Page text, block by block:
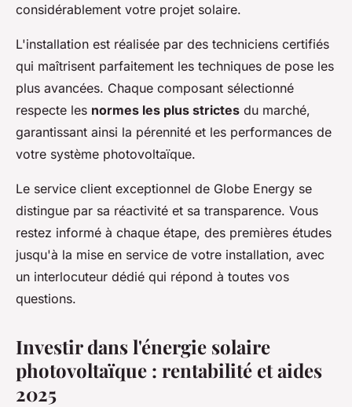
considérablement votre projet solaire.
L'installation est réalisée par des techniciens certifiés
qui maîtrisent parfaitement les techniques de pose les
plus avancées. Chaque composant sélectionné
respecte les normes les plus strictes du marché,
garantissant ainsi la pérennité et les performances de
votre système photovoltaïque.
Le service client exceptionnel de Globe Energy se
distingue par sa réactivité et sa transparence. Vous
restez informé à chaque étape, des premières études
jusqu'à la mise en service de votre installation, avec
un interlocuteur dédié qui répond à toutes vos
questions.
Investir dans l'énergie solaire
photovoltaïque : rentabilité et aides
2025